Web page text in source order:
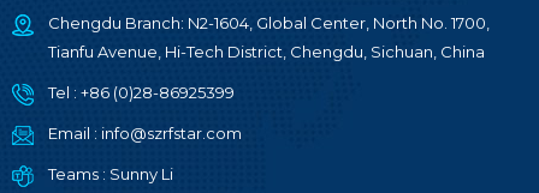
Chengdu Branch: N2-1604, Global Center, North No. 1700,
Tianfu Avenue, Hi-Tech District, Chengdu, Sichuan, China
Tel : +86 (0)28-86925399
Email : info@szrfstar.com
Teams : Sunny Li